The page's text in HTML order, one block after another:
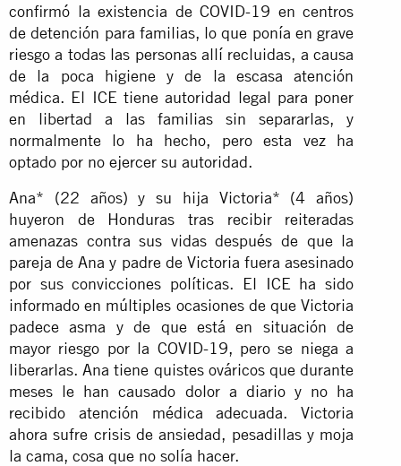
confirmó la existencia de COVID-19 en centros
de detención para familias, lo que ponía en grave
riesgo a todas las personas allí recluidas, a causa
de la poca higiene y de la escasa atención
médica. El ICE tiene autoridad legal para poner
en libertad a las familias sin separarlas, y
normalmente lo ha hecho, pero esta vez ha
optado por no ejercer su autoridad.
Ana* (22 años) y su hija Victoria* (4 años)
huyeron de Honduras tras recibir reiteradas
amenazas contra sus vidas después de que la
pareja de Ana y padre de Victoria fuera asesinado
por sus convicciones políticas. El ICE ha sido
informado en múltiples ocasiones de que Victoria
padece asma y de que está en situación de
mayor riesgo por la COVID-19, pero se niega a
liberarlas. Ana tiene quistes ováricos que durante
meses le han causado dolor a diario y no ha
recibido atención médica adecuada. Victoria
ahora sufre crisis de ansiedad, pesadillas y moja
la cama, cosa que no solía hacer.